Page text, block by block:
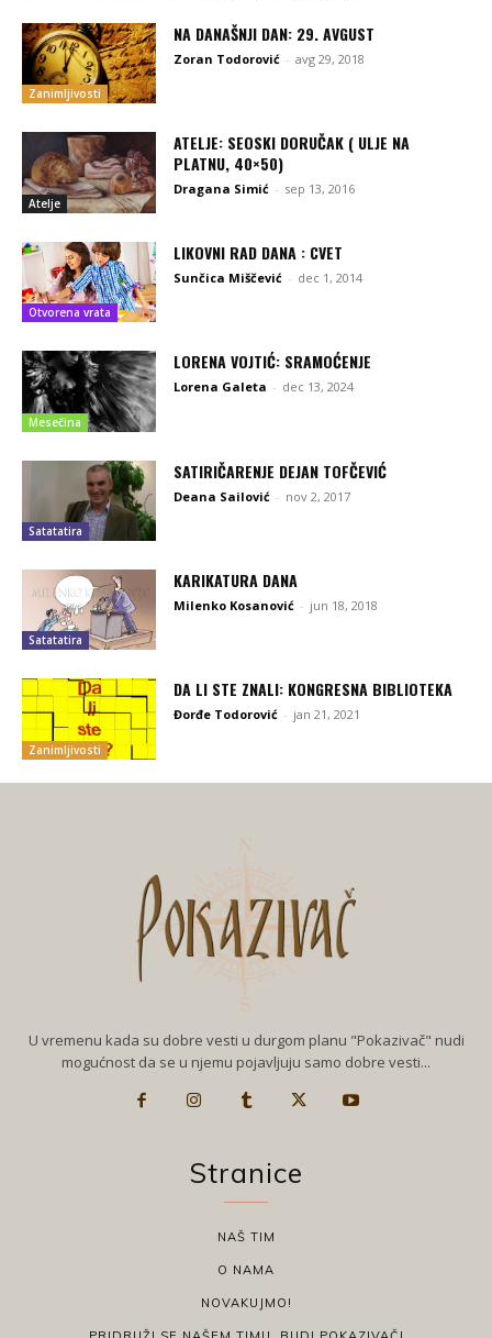
Zanimljivosti
NA DANAŠNJI DAN: 29. AVGUST
Zoran Todorović - avg 29, 2018
Atelje
ATELJE: SEOSKI DORUČAK ( ULJE NA
PLATNU, 40×50)
Dragana Simić - sep 13, 2016
Otvorena vrata
LIKOVNI RAD DANA : CVET
Sunčica Miščević - dec 1, 2014
Mesečina
LORENA VOJTIĆ: SRAMOĆENJE
Lorena Galeta - dec 13, 2024
Satatatira
SATIRIČARENJE DEJAN TOFČEVIĆ
Deana Sailović - nov 2, 2017
Satatatira
KARIKATURA DANA
Milenko Kosanović - jun 18, 2018
Zanimljivosti
DA LI STE ZNALI: KONGRESNA BIBLIOTEKA
Đorđe Todorović - jan 21, 2021
U vremenu kada su dobre vesti u durgom planu "Pokazivač" nudi
mogućnost da se u njemu pojavljuju samo dobre vesti...
Stranice
NAŠ TIM
O NAMA
NOVAKUJMO!